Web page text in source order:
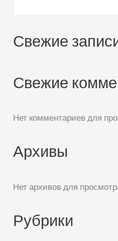
Свежие
Свежие
Нет комментариев для
Архивы
Нет архивов для
Рубрики